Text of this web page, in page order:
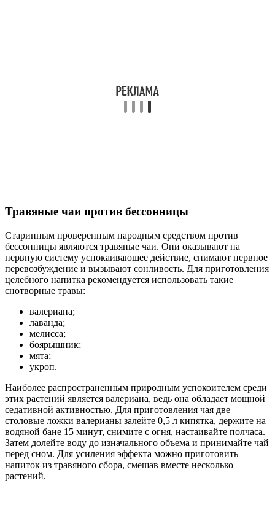
Травяные чаи против бессонницы
Старинным проверенным народным средством против
бессонницы являются травяные чаи. Они оказывают на
нервную систему успокаивающее действие, снимают нервное
перевозбуждение и вызывают сонливость. Для приготовления
целебного напитка рекомендуется использовать такие
снотворные травы:
валериана;
лаванда;
мелисса;
боярышник;
мята;
укроп.
Наиболее распространенным природным успокоителем среди
этих растений является валериана, ведь она обладает мощной
седативной активностью. Для приготовления чая две
столовые ложки валерианы залейте 0,5 л кипятка, держите на
водяной бане 15 минут, снимите с огня, настаивайте полчаса.
Затем долейте воду до изначального объема и принимайте чай
перед сном. Для усиления эффекта можно приготовить
напиток из травяного сбора, смешав вместе несколько
растений.